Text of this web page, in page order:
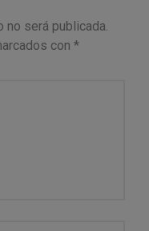
será publicada.
con *